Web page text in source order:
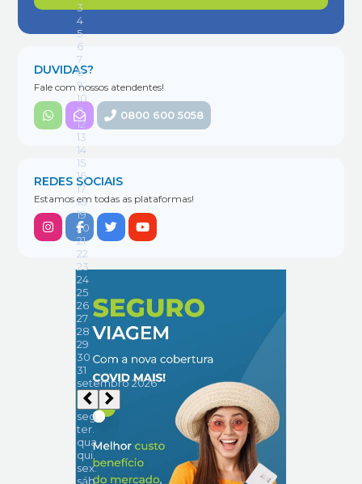
DUVIDAS?
Fale com nossos atendentes!
0800 600 5058
REDES SOCIAIS
Estamos em todas as plataformas!